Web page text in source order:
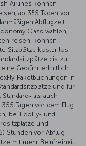
Airlines können
ab 355 Tagen vor
Abflugzeit
Class wählen,
reisen, können
Sitzplätze kostenlos
bis zu
Gebühr erhältlich.
Paketbuchungen in
und für
Standard- als auch
Tagen vor dem Flug
bei EcoFly- und
und
Stunden vor Abflug
mit mehr Beinfreiheit